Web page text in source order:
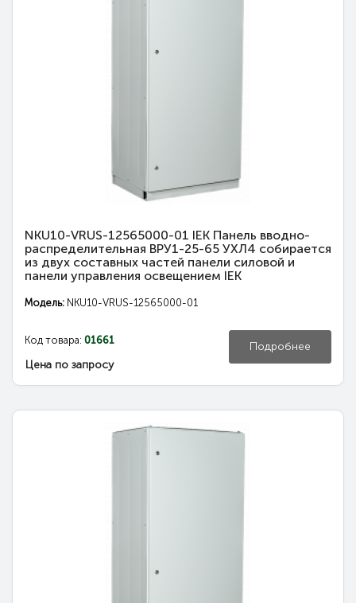
NKU10-VRUS-12565000-01 IEK Панель вводно-
распределительная ВРУ1-25-65 УХЛ4 собирается
из двух составных частей панели силовой и
панели управления освещением IEK
Модель: NKU10-VRUS-12565000-01
Код товара: 01661
Цена по запросу
Подробнее